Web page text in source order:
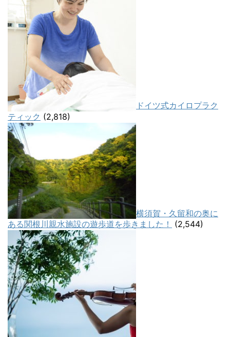
ドイツ式カイロプラク
ティック (2,818)
横須賀・久留和の奥に
ある関根川親水施設の遊歩道を歩きました！
(2,544)